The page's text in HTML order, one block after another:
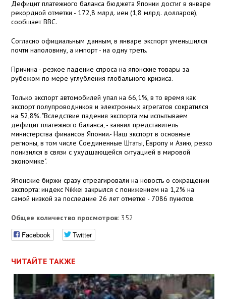
Дефицит платежного баланса бюджета Японии достиг в январе
рекордной отметки - 172,8 млрд. иен (1,8 млрд. долларов),
сообщает ВВС.
Согласно официальным данным, в январе экспорт уменьшился
почти наполовину, а импорт - на одну треть.
Причина - резкое падение спроса на японские товары за
рубежом по мере углубления глобального кризиса.
Только экспорт автомобилей упал на 66,1%, в то время как
экспорт полупроводников и электронных агрегатов сократился
на 52,8%. "Вследствие падения экспорта мы испытываем
дефицит платежного баланса, - заявил представитель
министерства финансов Японии.- Наш экспорт в основные
регионы, в том числе Соединенные Штаты, Европу и Азию, резко
понизился в связи с ухудшающейся ситуацией в мировой
экономике".
Японские биржи сразу отреагировали на новость о сокращении
экспорта: индекс Nikkei закрылся с понижением на 1,2% на
самой низкой за последние 26 лет отметке - 7086 пунктов.
Общее количество просмотров: 352
Facebook Twitter
ЧИТАЙТЕ ТАКЖЕ